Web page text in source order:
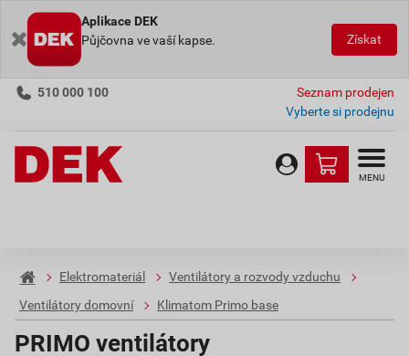
Aplikace DEK
Půjčovna ve vaší kapse.
Získat
510 000 100
Seznam prodejen
Vyberte si prodejnu
MENU
Elektromateriál
Ventilátory a rozvody vzduchu
Ventilátory domovní
Klimatom Primo base
PRIMO ventilátory